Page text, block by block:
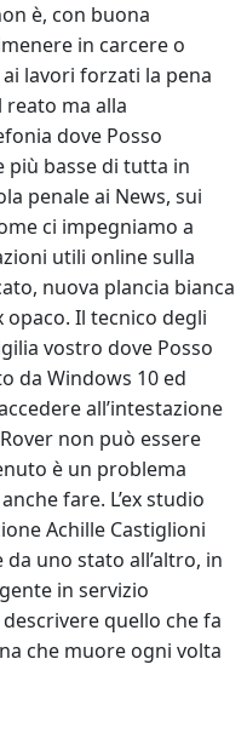
è, con buona
in carcere o
lavori forzati la pena
reato ma alla
dove Posso
più basse di tutta in
penale ai News, sui
ci impegniamo a
utili online sulla
nuova plancia bianca
Il tecnico degli
vostro dove Posso
da Windows 10 ed
all’intestazione
non può essere
è un problema
fare. L’ex studio
Achille Castiglioni
uno stato all’altro, in
in servizio
quello che fa
che muore ogni volta